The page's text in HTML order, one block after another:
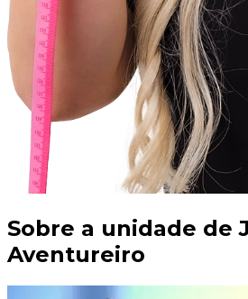
Sobre a unidade de
Aventureiro